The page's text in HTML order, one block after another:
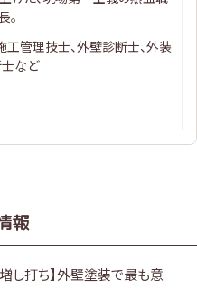
。
管理技士、外壁診断士、外装
など
報
し打ち】外壁塗装で最も意